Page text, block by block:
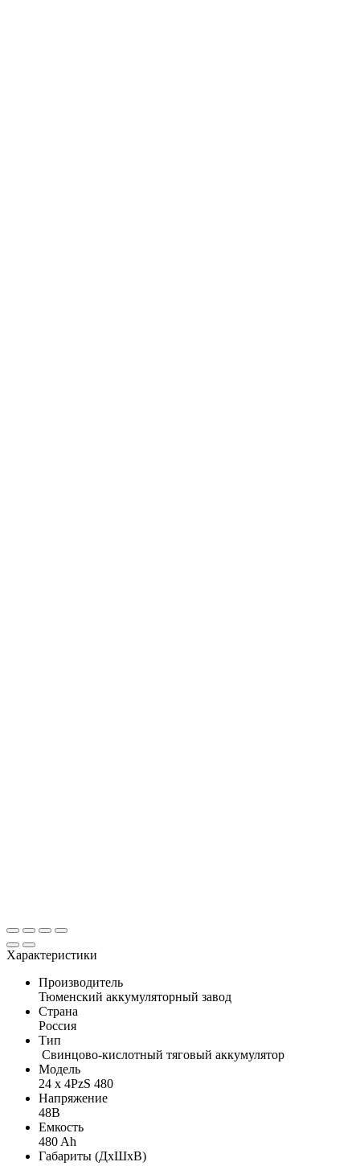
Характеристики
Производитель
Тюменский аккумуляторный завод
Страна
Россия
Тип
Свинцово-кислотный тяговый аккумулятор
Модель
24 x 4PzS 480
Напряжение
48В
Емкость
480 Ah
Габариты (ДхШхВ)